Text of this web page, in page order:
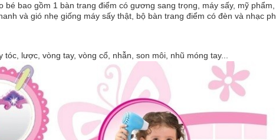
bé bao gồm 1 bàn trang điểm có gương sang trọng, máy sấy, mỹ phẩm,
và gió nhẹ giống máy sấy thật, bộ bàn trang điểm có đèn và nhạc
lược, vòng tay, vòng cổ, nhẫn, son môi, nhũ móng tay...